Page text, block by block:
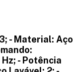
- Material: Aço
- Potência